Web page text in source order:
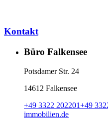
Kontakt
Büro Falkensee
Potsdamer Str. 24
14612 Falkensee
+49 3322 202201+49
immobilien.de